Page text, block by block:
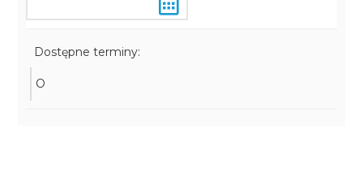
Dostępne terminy:
O